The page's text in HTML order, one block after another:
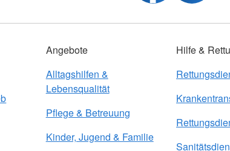
Angebote
Alltagshilfen &
Lebensqualität
Pflege & Betreuung
Kinder, Jugend & Familie
Hilfe &